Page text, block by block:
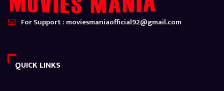
For Support : moviesmaniaofficial92@gmail.com
QUICK LINKS